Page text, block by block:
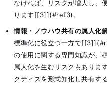
なければ、リスクが増大し、
ります[[3]](#ref3)。
情報・ノウハウ共有の属人化
標準化に役立つ一方で
の使用に関する専門知識が、
属人化を生むリスクもありま
クティスを形式知化し共有